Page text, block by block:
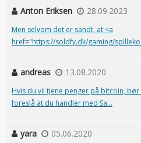
Anton Eriksen 28.09.2023
Men selvom det er sandt, at <a
href="https://soldfy.dk/gaming/
andreas 13.08.2020
Hvis du vil tjene penger på bitcoin,
foreslå at du handler med Sa...
yara 05.06.2020